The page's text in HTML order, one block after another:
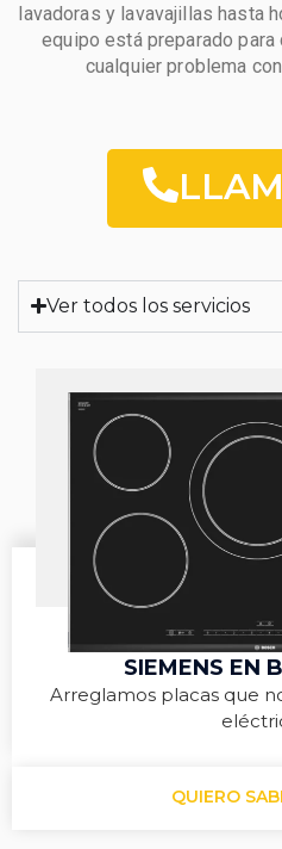
lavadoras y lavavajillas hasta
equipo está preparado
cualquier problema
Ver todos los servicios
REPARACIÓN DE
SIEMENS EN
Arreglamos placas que
QUIERO